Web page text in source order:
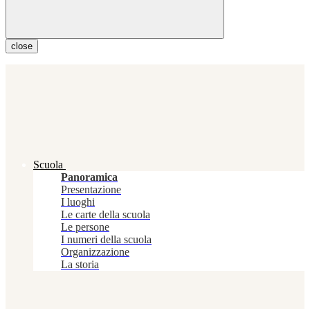
close
Scuola
Panoramica
Presentazione
I luoghi
Le carte della scuola
Le persone
I numeri della scuola
Organizzazione
La storia